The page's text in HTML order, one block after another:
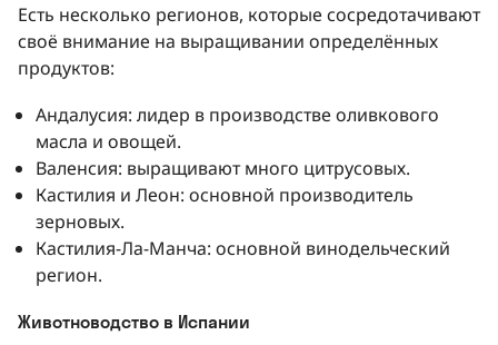
Есть несколько регионов, которые сосредотачивают
своё внимание на выращивании определённых
продуктов:
Андалусия: лидер в производстве оливкового
масла и овощей.
Валенсия: выращивают много цитрусовых.
Кастилия и Леон: основной производитель
зерновых.
Кастилия-Ла-Манча: основной винодельческий
регион.
Животноводство в Испании